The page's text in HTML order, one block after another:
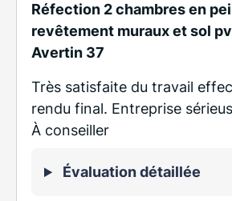
Réfection 2 chambres en
revêtement muraux et sol
Avertin 37
Très satisfaite du travail
rendu final. Entreprise
À conseiller
Évaluation détaillée